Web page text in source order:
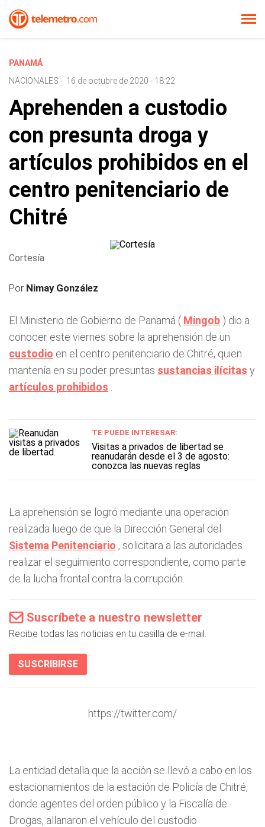
PANAMÁ
NACIONALES - 16 de octubre de 2020 - 18:22
Aprehenden a custodio
con presunta droga y
artículos prohibidos en el
centro penitenciario de
Chitré
Cortesía
Por Nimay González
El Ministerio de Gobierno de Panamá ( Mingob ) dio a
conocer este viernes sobre la aprehensión de un
custodio en el centro penitenciario de Chitré, quien
mantenía en su poder presuntas sustancias ilícitas y
artículos prohibidos
TE PUEDE INTERESAR:
Visitas a privados de libertad se
reanudarán desde el 3 de agosto:
conozca las nuevas reglas
La aprehensión se logró mediante una operación
realizada luego de que la Dirección General del
Sistema Penitenciario , solicitara a las autoridades
realizar el seguimiento correspondiente, como parte
de la lucha frontal contra la corrupción.
Suscríbete a nuestro newsletter
Recibe todas las noticias en tu casilla de e-mail.
SUSCRIBIRSE
https://twitter.com/
La entidad detalla que la acción se llevó a cabo en los
estacionamientos de la estación de Policía de Chitré,
donde agentes del orden público y la Fiscalía de
Drogas, allanaron el vehículo del custodio